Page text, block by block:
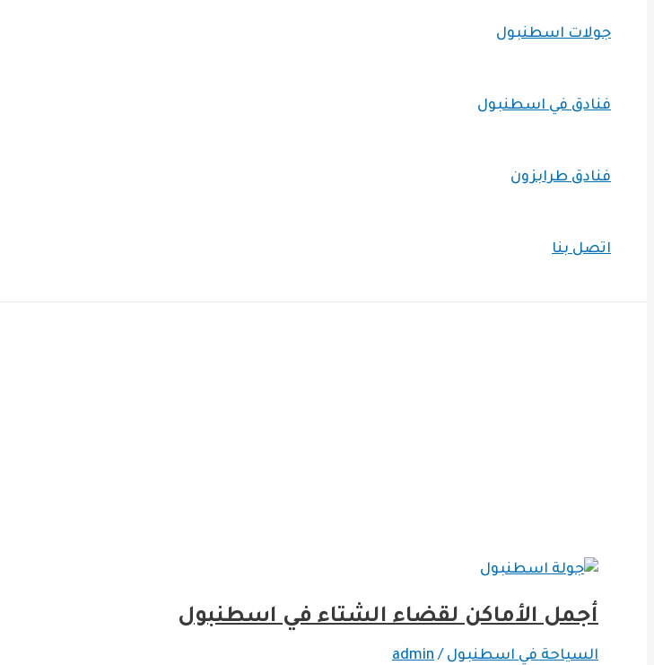
جولات اسطنبول
فنادق في اسطنبول
فنادق طرابزون
اتصل بنا
أجمل الأماكن لقضاء الشتاء في اسطنبول
السياحة في اسطنبول /
admin